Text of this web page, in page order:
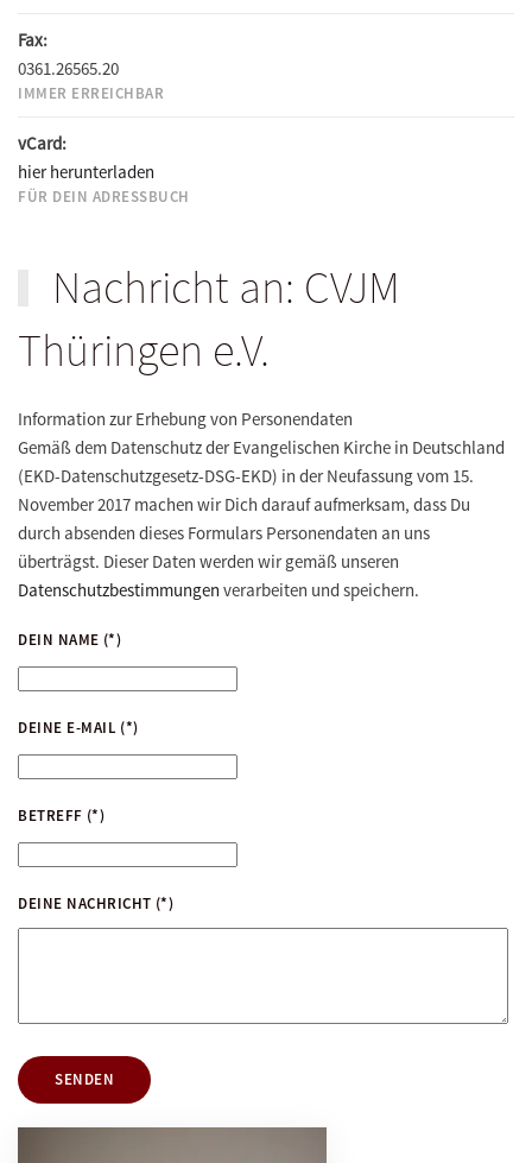
Fax:
0361.26565.20
IMMER ERREICHBAR
vCard:
hier herunterladen
FÜR DEIN ADRESSBUCH
Nachricht an: CVJM
Thüringen e.V.
Information zur Erhebung von Personendaten
Gemäß dem Datenschutz der Evangelischen Kirche in Deutschland
(EKD-Datenschutzgesetz-DSG-EKD) in der Neufassung vom 15.
November 2017 machen wir Dich darauf aufmerksam, dass Du
durch absenden dieses Formulars Personendaten an uns
überträgst. Dieser Daten werden wir gemäß unseren
Datenschutzbestimmungen verarbeiten und speichern.
DEIN NAME (*)
DEINE E-MAIL (*)
BETREFF (*)
DEINE NACHRICHT (*)
SENDEN